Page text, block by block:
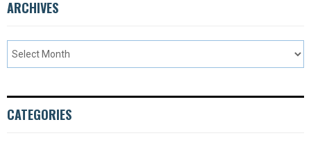
ARCHIVES
CATEGORIES